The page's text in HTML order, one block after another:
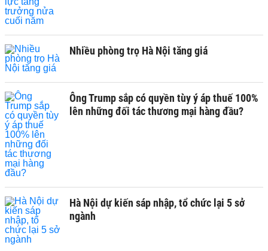
Nhiều phòng trọ Hà Nội tăng giá
Ông Trump sắp có quyền tùy ý áp thuế 100%
lên những đối tác thương mại hàng đầu?
Hà Nội dự kiến sáp nhập, tổ chức lại 5 sở
ngành